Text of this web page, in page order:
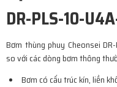
DR-PLS-10-
Bơm thùng phuy Cheonsei
so với các dòng bơm thông
Bơm có cấu trúc kín, liền